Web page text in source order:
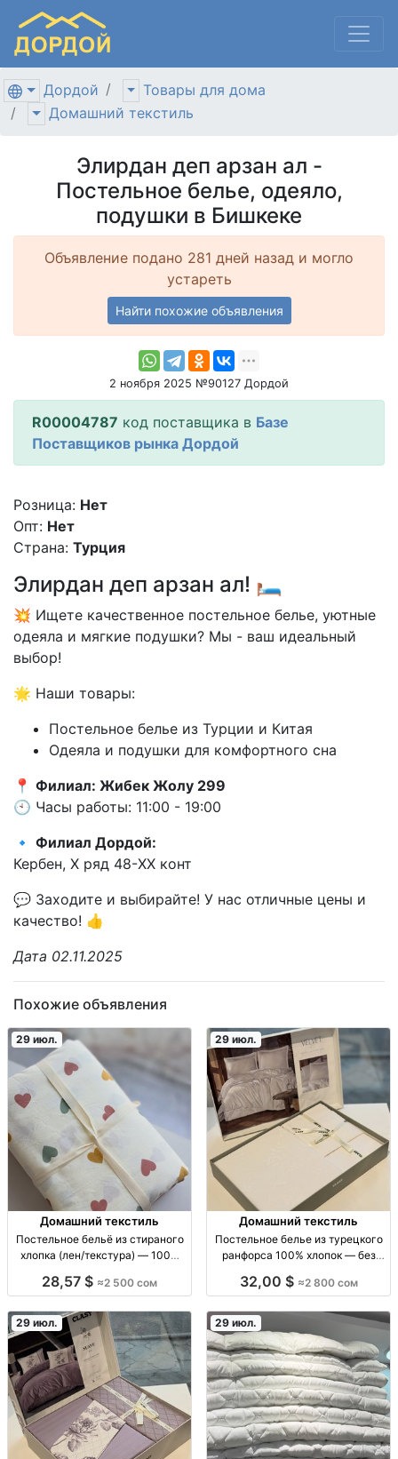
Дордой
Товары для дома
Домашний текстиль
Элирдан деп арзан ал -
Постельное белье, одеяло,
подушки в Бишкеке
Объявление подано 281 дней назад и могло
устареть
Найти похожие объявления
2 ноября 2025 №90127 Дордой
R00004787 код поставщика в Базе
Поставщиков рынка Дордой
Розница: Нет
Опт: Нет
Страна: Турция
Элирдан деп арзан ал! 🛏️
💥 Ищете качественное постельное белье, уютные
одеяла и мягкие подушки? Мы - ваш идеальный
выбор!
🌟 Наши товары:
Постельное белье из Турции и Китая
Одеяла и подушки для комфортного сна
📍 Филиал: Жибек Жолу 299
🕙 Часы работы: 11:00 - 19:00
🔹 Филиал Дордой:
Кербен, X ряд 48-XX конт
💬 Заходите и выбирайте! У нас отличные цены и
качество! 👍
Дата 02.11.2025
Похожие объявления
29 июл.
Домашний текстиль
Постельное бельё из стираного
хлопка (лен/текстура) — 100%
стираный хлопок 100%:
180x240, нав 50x70) двуспалка
(200x230, про
28,57 $ ≈2 500 сом
29 июл.
Домашний текстиль
Постельное белье из турецкого
ранфорса 100% хлопок — без
Бишкек Постельное бельё
без катышков, без линьки, не
садится, сохраняет форму
32,00 $ ≈2 800 сом
29 июл. 29 июл.